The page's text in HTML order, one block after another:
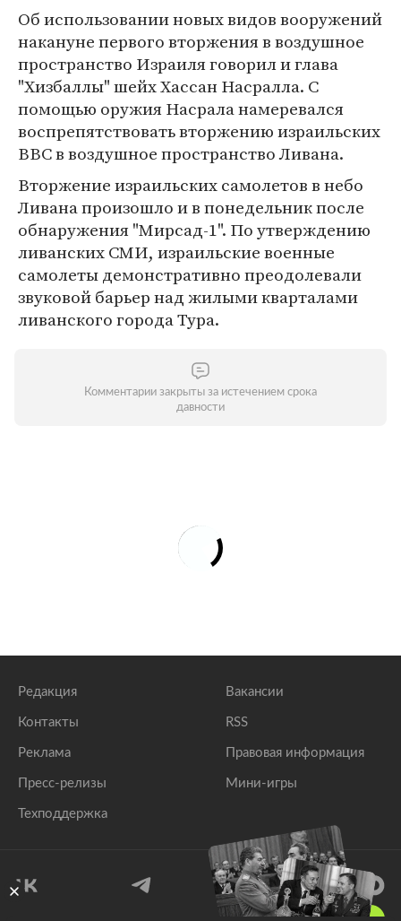
Об использовании новых видов вооружений
накануне первого вторжения в воздушное
пространство Израиля говорил и глава
"Хизбаллы" шейх Хассан Насралла. С
помощью оружия Насрала намеревался
воспрепятствовать вторжению израильских
ВВС в воздушное пространство Ливана.
Вторжение израильских самолетов в небо
Ливана произошло и в понедельник после
обнаружения "Мирсад-1". По утверждению
ливанских СМИ, израильские военные
самолеты демонстративно преодолевали
звуковой барьер над жилыми кварталами
ливанского города Тура.
Комментарии закрыты за истечением срока
давности
Редакция
Контакты
Реклама
Пресс-релизы
Техподдержка
Вакансии
RSS
Правовая информация
Мини-игры